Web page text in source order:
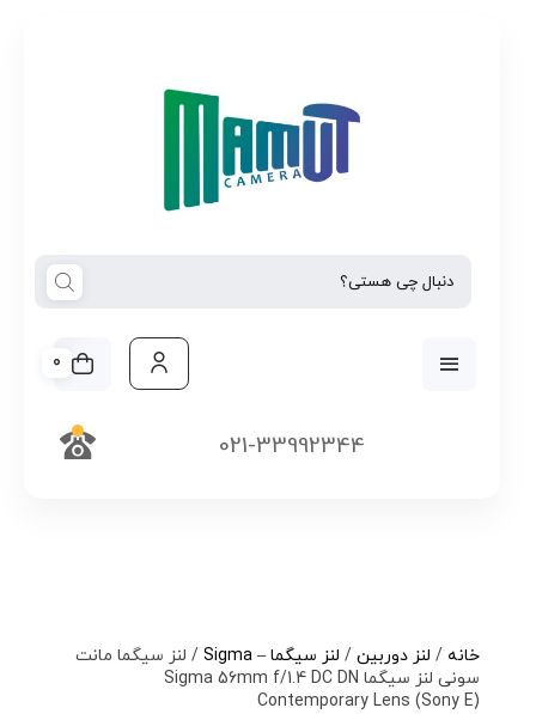
0
021-33992344
خانه / لنز دوربین / لنز سیگما – Sigma
/ لنز سیگما مانت
سونی لنز سیگما Sigma 56mm f/1.4 DC DN
Contemporary Lens (Sony E)